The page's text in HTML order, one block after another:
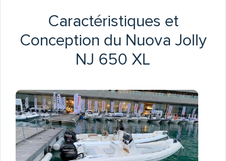
Caractéristiques et
Conception du Nuova Jolly
NJ 650 XL